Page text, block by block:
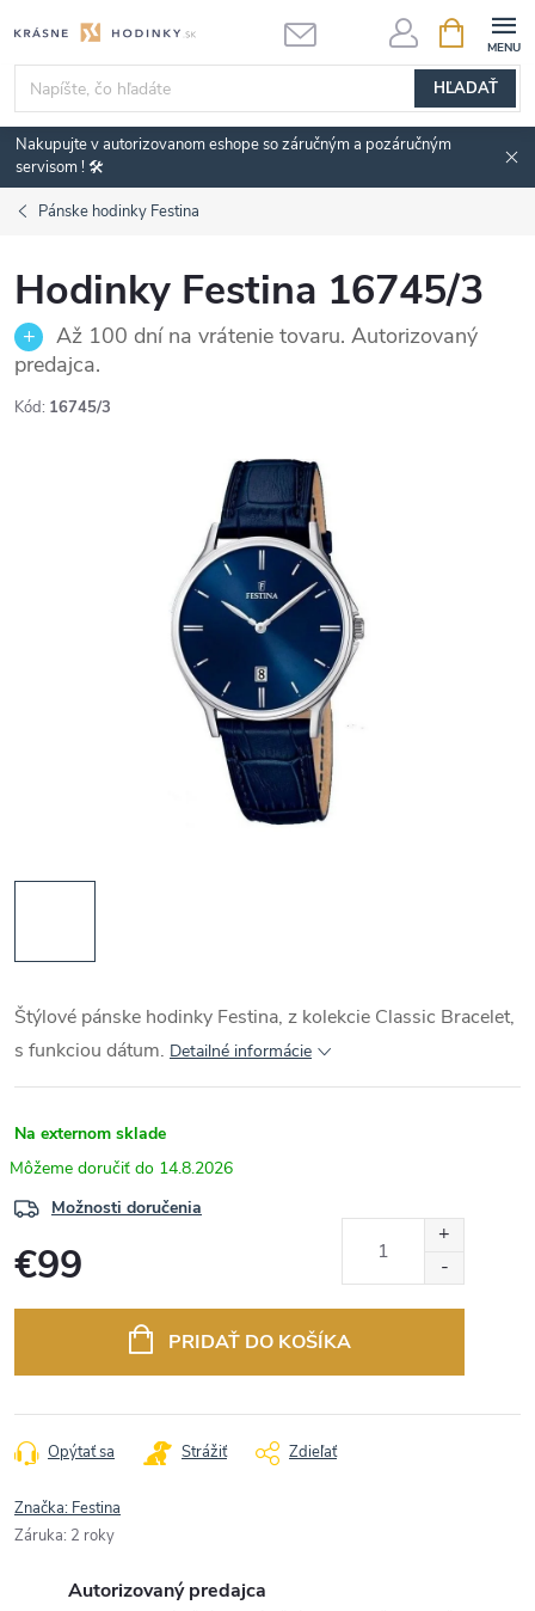
na
obsah
HĽADAŤ
KOŠÍK
Nakupujte v autorizovanom eshope so záručným a pozáručným
servisom ! 🛠️
Pánske hodinky Festina
Hodinky Festina 16745/3
Až 100 dní na vrátenie tovaru. Autorizovaný
predajca.
Kód: 16745/3
Štýlové pánske hodinky Festina, z kolekcie Classic Bracelet,
s funkciou dátum. Detailné informácie
Na externom sklade
14.8.2026
Možnosti doručenia
€99
PRIDAŤ DO KOŠÍKA
Opýtať sa Strážiť Zdieľať
Značka: Festina
Záruka: 2 roky
Autorizovaný predajca